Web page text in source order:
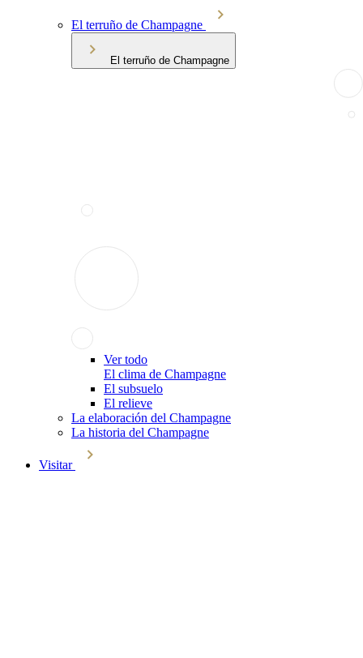
El terruño de Champagne
El terruño de Champagne
Ver todo
El clima de Champagne
El subsuelo
El relieve
La elaboración del Champagne
La historia del Champagne
Visitar